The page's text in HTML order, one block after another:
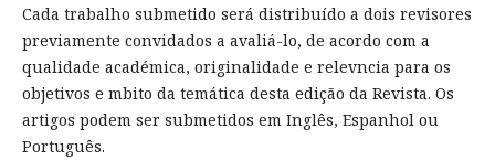
Cada trabalho submetido será distribuído a dois revisores
previamente convidados a avaliá-lo, de acordo com a
qualidade académica, originalidade e relevncia para os
objetivos e mbito da temática desta edição da Revista. Os
artigos podem ser submetidos em Inglês, Espanhol ou
Português.